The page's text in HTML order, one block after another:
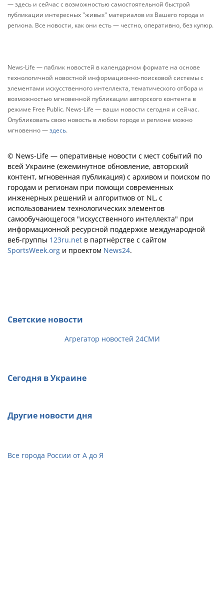
— здесь и сейчас с возможностью самостоятельной быстрой
публикации интересных "живых" материалов из Вашего города и
региона. Все новости, как они есть — честно, оперативно, без купюр.
News-Life — паблик новостей в календарном формате на основе
технологичной новостной информационно-поисковой системы с
элементами искусственного интеллекта, тематического отбора и
возможностью мгновенной публикации авторского контента в
режиме Free Public. News-Life — ваши новости сегодня и сейчас.
Опубликовать свою новость в любом городе и регионе можно
мгновенно —здесь.
© News-Life — оперативные новости с мест событий по
всей Украине (ежеминутное обновление, авторский
контент, мгновенная публикация) с архивом и поиском по
городам и регионам при помощи современных
инженерных решений и алгоритмов от NL, с
использованием технологических элементов
самообучающегося "искусственного интеллекта" при
информационной ресурсной поддержке международной
веб-группы 123ru.net в партнёрстве с сайтом
SportsWeek.org и проектом News24.
Светские новости
Агрегатор новостей 24СМИ
Сегодня в Украине
Другие новости дня
Все города России от А до Я